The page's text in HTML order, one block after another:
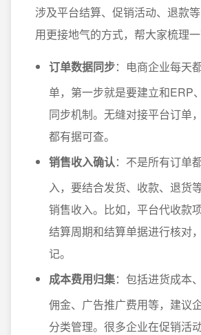
涉及平台结算、促销活动、退款
用更接地气的方式，帮大家梳理一
订单数据同步：电商企业每天
单，第一步就是要建立和ERP
同步机制。无缝对接平台订单
都有据可查。
销售收入确认：不是所有订单
入，要结合发货、收款、退货
销售收入。比如，平台代收款
结算周期和结算单据进行核对
记。
成本费用归集：包括进货成本
佣金、广告推广费用等，建议
分类管理。很多企业在促销活